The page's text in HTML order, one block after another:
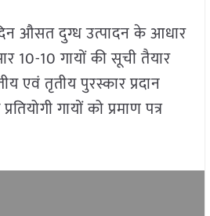
औसत दुग्ध उत्पादन के आधार
10-10 गायों की सूची तैयार
एवं तृतीय पुरस्कार प्रदान
गायों को प्रमाण पत्र